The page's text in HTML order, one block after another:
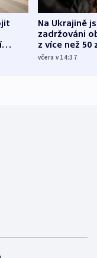
Na Ukrajině
zadržováni
z více než 50
Bojovali na
včera v 14:37